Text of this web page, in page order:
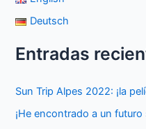
Deutsch
Entradas
Sun Trip Alpes 2022: ¡la
¡He encontrado a un futuro